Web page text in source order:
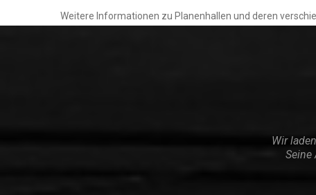
Weitere Informationen zu Planenhallen und deren
Wir
Seine